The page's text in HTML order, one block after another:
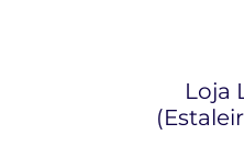
Loja